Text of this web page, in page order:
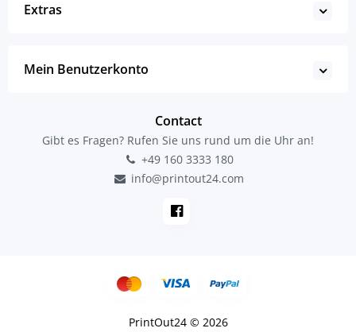
Extras
Mein Benutzerkonto
Contact
Gibt es Fragen? Rufen Sie uns rund um die Uhr an!
+49 160 3333 180
info@printout24.com
PrintOut24 © 2026